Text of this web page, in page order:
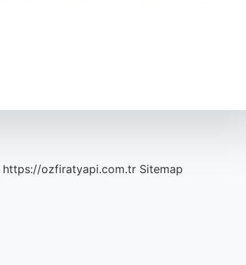
https://ozfiratyapi.com.tr Sitemap